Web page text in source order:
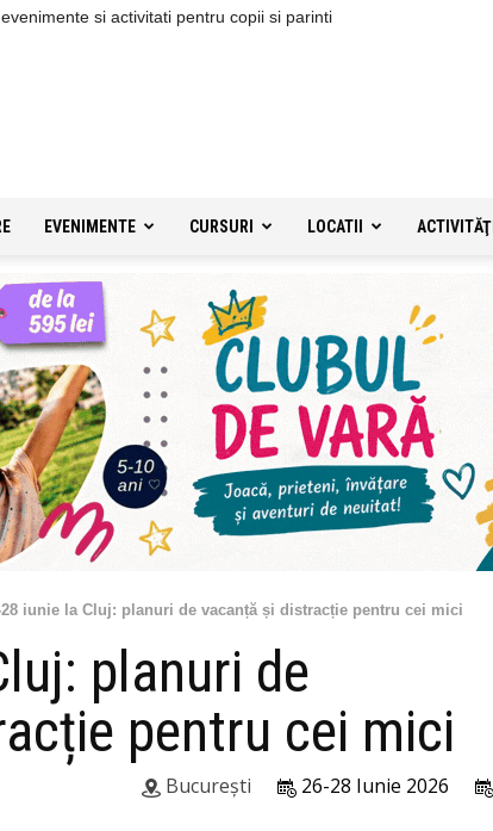
si activitati pentru copii si parinti
EVENIMENTE CURSURI LOCATII ACTIVITĂŢI
28 iunie la Cluj: planuri de vacanță și distracție pentru cei mici
planuri de
pentru cei mici
26-28 Iunie 2026
București